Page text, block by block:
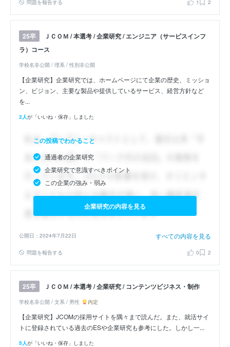
問題を報告する 1 2
25卒
ＪＣＯＭ / 本選考 / 企業研究 / エンジニア（サービスインフ
ラ）コース
学校名非公開 / 理系 / 性別非公開
【企業研究】企業研究では、ホームページにて企業の歴史、ミッショ
ン、ビジョン、主要な製品や提供しているサービス、経営方針など
を...
2人が「いいね・保存」しました
この投稿でわかること
通過者の企業研究
企業研究で意識すべきポイント
この企業の強み・弱み
企業研究の内容を見る
公開日：2024年7月22日 すべての内容を見る
問題を報告する 0 2
25卒 ＪＣＯＭ / 本選考 / 企業研究 / コンテンツビジネス・制作
学校名非公開 / 文系 / 男性 内定
【企業研究】JCOMの採用サイトを隅々まで読んだ。また、就活サイ
トに登録されている過去のESや企業研究も参考にした。しかし一...
5人が「いいね・保存」しました